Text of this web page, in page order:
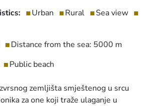
Urban Rural
Sea view
Distance from the sea: 5000 m
Public beach
zemljišta smještenog u srcu
za one koji traže ulaganje u